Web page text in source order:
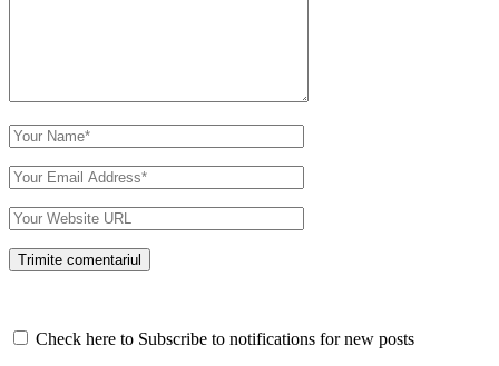
Check here to Subscribe to notifications for new posts